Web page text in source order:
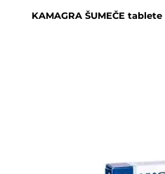
KAMAGRA ŠUMEČE tablete